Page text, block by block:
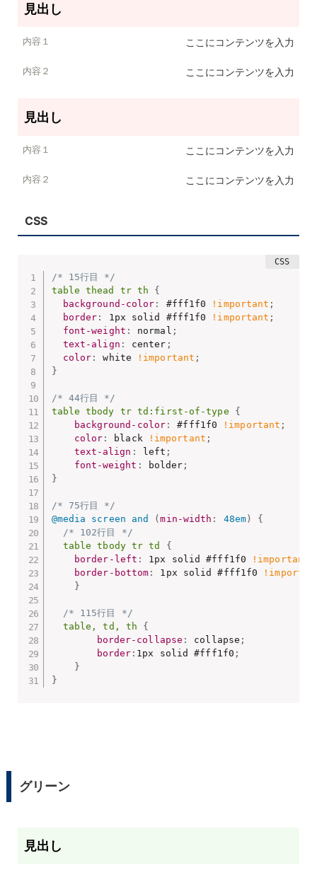
見出し
ここにコンテンツを入力
ここにコンテンツを入力
見出し
ここにコンテンツを入力
ここにコンテンツを入力
CSS
/* 15行目 */
table thead tr th
{
background-color : #fff1f0 !important ;
border : 1px solid #fff1f0 !important ;
font-weight : normal ;
text-align : center ;
color : white !important ;
}
/* 44行目 */
table tbody tr td:first-of-type
{
background-color : #fff1f0 !important ;
color : black !important ;
text-align : left ;
font-weight : bolder ;
}
/* 75行目 */
@media screen and (min-width : 48em)
{
/* 102行目 */
table tbody tr td
{
border-left : 1px solid #fff1f0 !important
border-bottom : 1px solid #fff1f0
}
/* 115行目 */
table, td, th
{
border-collapse : collapse ;
border : 1px solid #fff1f0 ;
}
}
グリーン
タイトル
見出し